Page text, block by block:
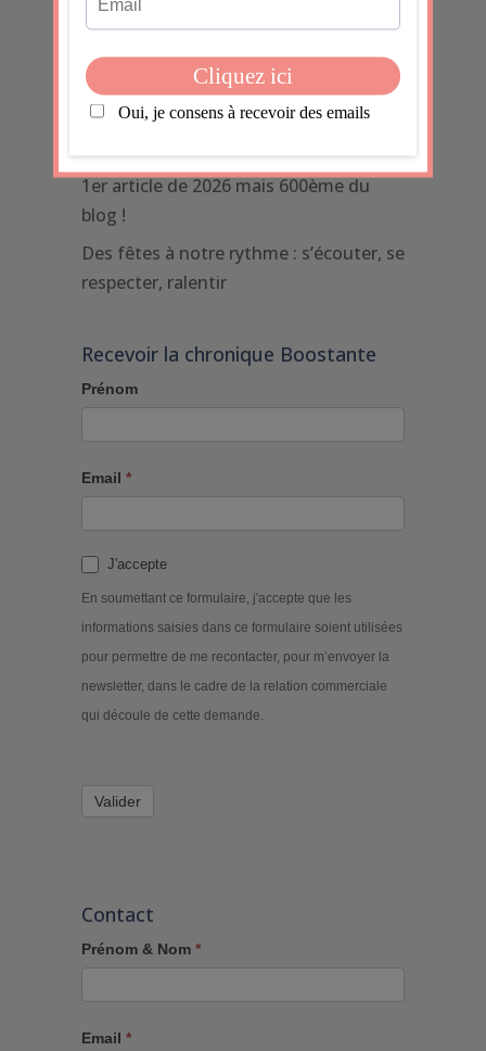
Sans électricité pendant 6 jours :
gratitude, adaptation et déclic
inattendu
Quand le monde pèse trop :
1er article de 2026 mais 600ème du
blog !
Des fêtes à notre rythme : s’écouter, se
respecter, ralentir
Recevoir la chronique Boostante
Prénom
Email *
J'accepte
En soumettant ce formulaire, j'accepte que les
informations saisies dans ce formulaire soient utilisées
pour permettre de me recontacter, pour m’envoyer la
newsletter, dans le cadre de la relation commerciale
qui découle de cette demande.
Valider
Contact
Prénom & Nom *
Email *